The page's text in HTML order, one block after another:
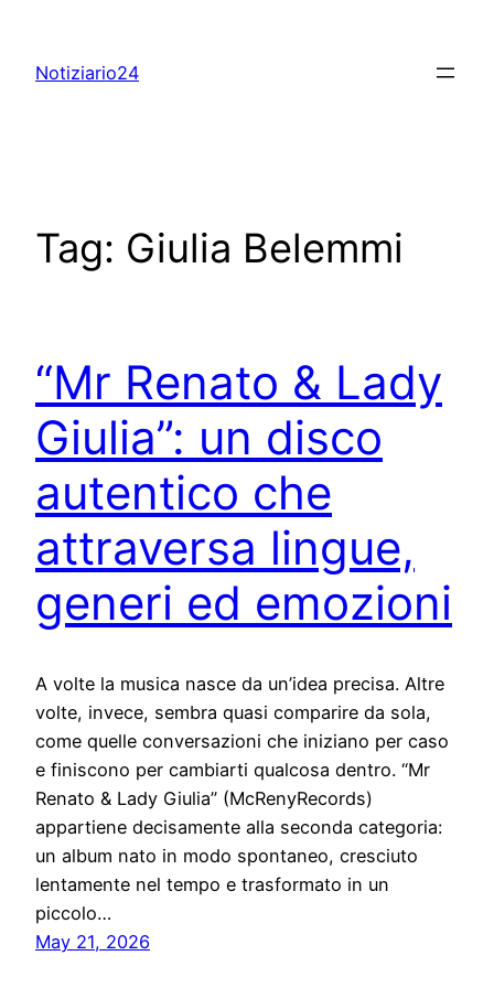
content
Notiziario24
Tag: Giulia Belemmi
“Mr Renato & Lady
Giulia”: un disco
autentico che
attraversa lingue,
generi ed emozioni
A volte la musica nasce da un’idea precisa. Altre
volte, invece, sembra quasi comparire da sola,
come quelle conversazioni che iniziano per caso
e finiscono per cambiarti qualcosa dentro. “Mr
Renato & Lady Giulia” (McRenyRecords)
appartiene decisamente alla seconda categoria:
un album nato in modo spontaneo, cresciuto
lentamente nel tempo e trasformato in un
piccolo…
May 21, 2026